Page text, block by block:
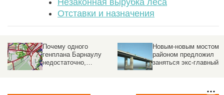
Отставки и назначения
Новым-новым мостом и
районом предложил
заняться экс-главный
Стало известно, когда
пройдут общественные
обсуждения нового